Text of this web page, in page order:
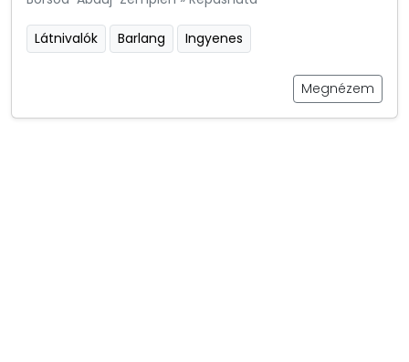
Látnivalók Barlang Ingyenes
Megnézem